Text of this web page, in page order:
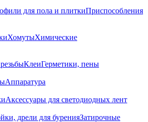
для пола и плиткиПриспособления
ХомутыХимические
КлеиГерметики, пены
Аппаратура
Аксессуары для светодиодных лент
дрели для буренияЗатирочные